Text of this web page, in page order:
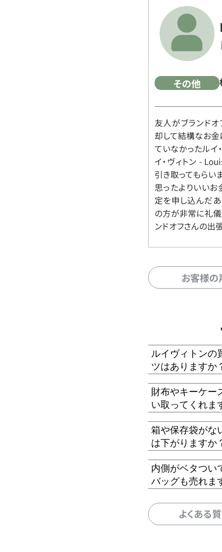
その他
友人がブランド
却して結構なお金
ていなかったルイ
イ・ヴィトン -
引き取ってもらい
思ったよりいいお
定を申し込んだ
の方が非常に礼儀
ンドオフさんの出
お客様
ルイヴィトンの
ツはありますか
財布やキーケー
い取ってくれま
箱や保存袋がな
は下がりますか
内側がベタつい
バッグも売れま
よくある